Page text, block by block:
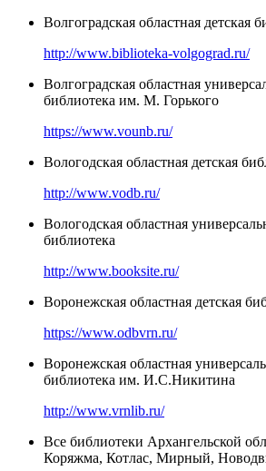
Волгоградская областная детская
http://www.biblioteka-volgograd.ru/
Волгоградская областная
библиотека им. М. Горького
https://www.vounb.ru/
Вологодская областная детская
http://www.vodb.ru/
Вологодская областная
библиотека
http://www.booksite.ru/
Воронежская областная детская
https://www.odbvrn.ru/
Воронежская областная
библиотека им. И.С.Никитина
http://www.vrnlib.ru/
Все библиотеки Архангельской
Коряжма, Котлас, Мирный,